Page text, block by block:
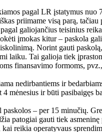
pagal LR įstatymus nuo
priimame visą parą, tačiau
galiojančius teisinius
įmokas kitur – paskola
Norint gauti
laiku. Tai galioja tiek
finansavimo formoms,
nedirbantiems ir
4 mėnesius ir būti pasibaigęs
paskolos – per 15 minučių.
patogiai gauti tiek asmeninę
reikia operatyvaus